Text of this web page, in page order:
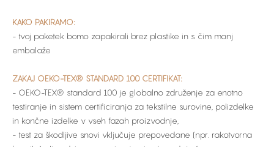
KAKO PAKIRAMO:
- tvoj paketek bomo zapakirali brez plastike in s čim manj
embalaže
ZAKAJ OEKO-TEX® STANDARD 100 CERTIFIKAT:
- OEKO-TEX® standard 100 je globalno združenje za enotno
testiranje in sistem certificiranja za tekstilne surovine, polizdelke
in končne izdelke v vseh fazah proizvodnje,
- test za škodljive snovi vključuje prepovedane (npr. rakotvorna